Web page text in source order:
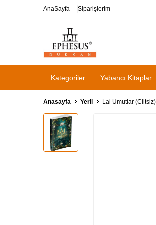
AnaSayfa Siparişlerim
Kategoriler Yabancı Kitaplar
Anasayfa Yerli Lal Umutlar (Ciltsiz)